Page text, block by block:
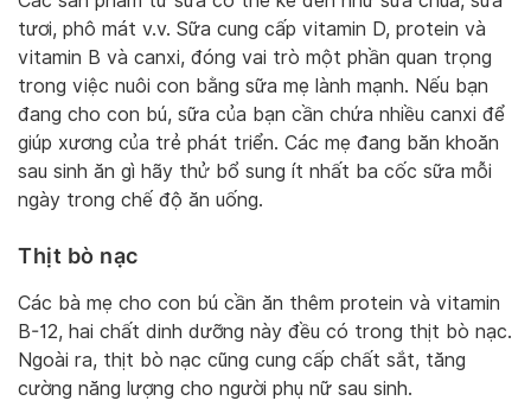
tươi, phô mát v.v. Sữa cung cấp vitamin D, protein và
vitamin B và canxi, đóng vai trò một phần quan trọng
trong việc nuôi con bằng sữa mẹ lành mạnh. Nếu bạn
đang cho con bú, sữa của bạn cần chứa nhiều canxi để
giúp xương của trẻ phát triển. Các mẹ đang băn khoăn
sau sinh ăn gì hãy thử bổ sung ít nhất ba cốc sữa mỗi
ngày trong chế độ ăn uống.
Thịt bò nạc
Các bà mẹ cho con bú cần ăn thêm protein và vitamin
B-12, hai chất dinh dưỡng này đều có trong thịt bò nạc.
Ngoài ra, thịt bò nạc cũng cung cấp chất sắt, tăng
cường năng lượng cho người phụ nữ sau sinh.